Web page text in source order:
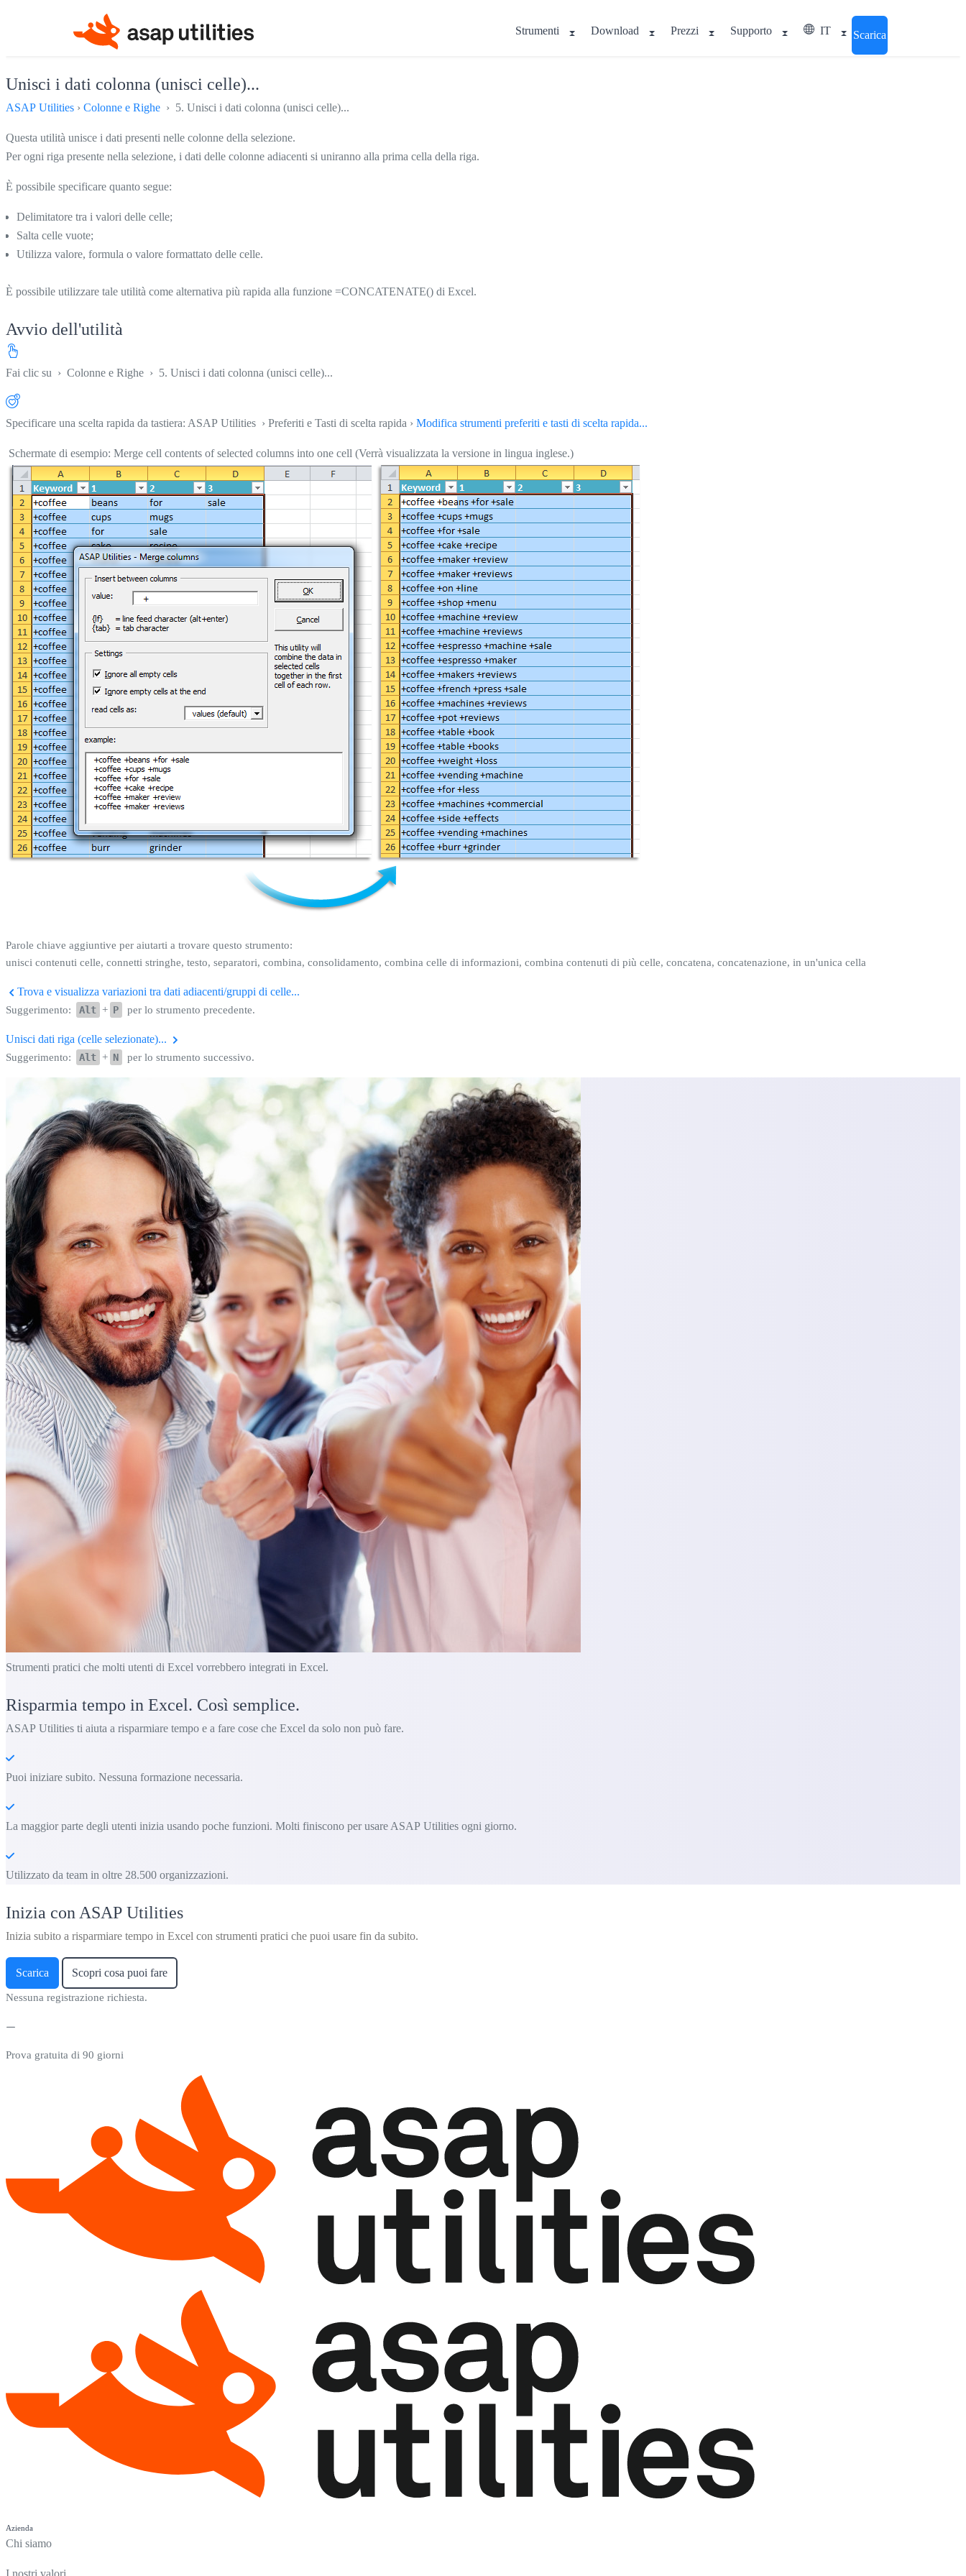
Strumenti Download Prezzi Supporto IT Scarica
Unisci i dati colonna (unisci celle)...
ASAP Utilities › Colonne e Righe › 5. Unisci i dati colonna (unisci celle)...
Questa utilità unisce i dati presenti nelle colonne della selezione.
Per ogni riga presente nella selezione, i dati delle colonne adiacenti si uniranno alla prima cella della riga.
È possibile specificare quanto segue:
Delimitatore tra i valori delle celle;
Salta celle vuote;
Utilizza valore, formula o valore formattato delle celle.
È possibile utilizzare tale utilità come alternativa più rapida alla funzione =CONCATENATE() di Excel.
Avvio dell'utilità
Fai clic su › Colonne e Righe › 5. Unisci i dati colonna (unisci celle)...
Specificare una scelta rapida da tastiera: ASAP Utilities › Preferiti e Tasti di scelta rapida › Modifica strumenti preferiti e tasti di scelta rapida...
Schermate di esempio: Merge cell contents of selected columns into one cell (Verrà visualizzata la versione in lingua inglese.)
Parole chiave aggiuntive per aiutarti a trovare questo strumento:
unisci contenuti celle, connetti stringhe, testo, separatori, combina, consolidamento, combina celle di informazioni, combina contenuti di più celle, concatena, concatenazione, in un'unica cella
Trova e visualizza variazioni tra dati adiacenti/gruppi di celle...
Suggerimento: Alt + P per lo strumento precedente.
Unisci dati riga (celle selezionate)...
Suggerimento: Alt + N per lo strumento successivo.
Strumenti pratici che molti utenti di Excel vorrebbero integrati in Excel.
Risparmia tempo in Excel. Così semplice.
ASAP Utilities ti aiuta a risparmiare tempo e a fare cose che Excel da solo non può fare.
Puoi iniziare subito. Nessuna formazione necessaria.
La maggior parte degli utenti inizia usando poche funzioni. Molti finiscono per usare ASAP Utilities ogni giorno.
Utilizzato da team in oltre 28.500 organizzazioni.
Inizia con ASAP Utilities
Inizia subito a risparmiare tempo in Excel con strumenti pratici che puoi usare fin da subito.
Scarica Scopri cosa puoi fare
Nessuna registrazione richiesta.
Prova gratuita di 90 giorni
Azienda
Chi siamo